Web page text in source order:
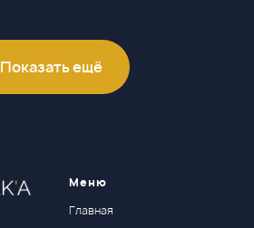
Показать ещё
Меню
Главная